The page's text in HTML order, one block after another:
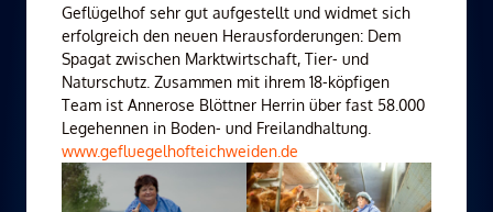
Geflügelhof sehr gut aufgestellt und widmet sich
erfolgreich den neuen Herausforderungen: Dem
Spagat zwischen Marktwirtschaft, Tier- und
Naturschutz. Zusammen mit ihrem 18-köpfigen
Team ist Annerose Blöttner Herrin über fast 58.000
Legehennen in Boden- und Freilandhaltung.
www.gefluegelhofteichweiden.de